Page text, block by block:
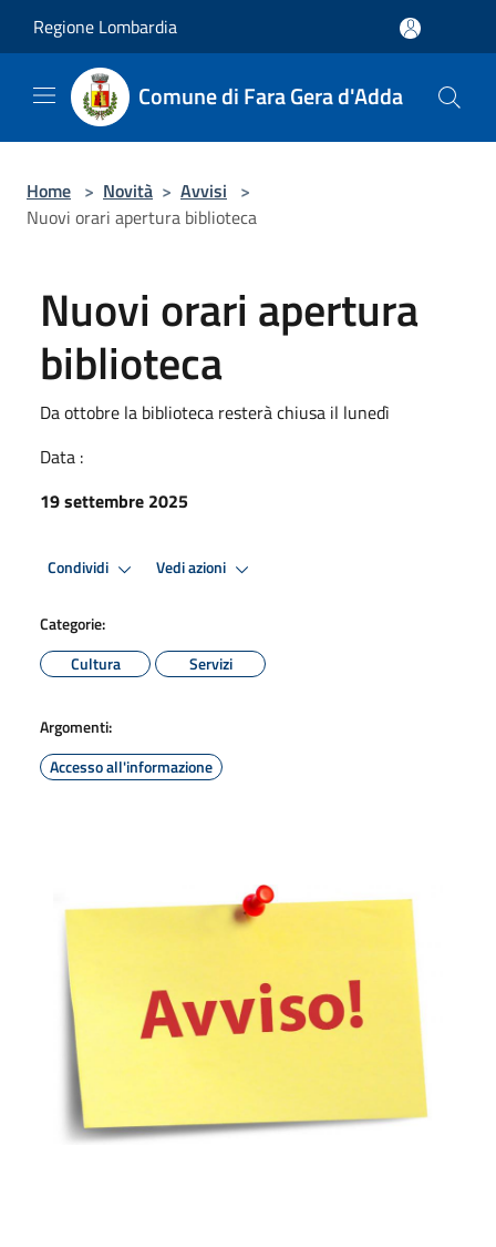
Regione Lombardia
Comune di Fara Gera d'Adda
Home > Novità > Avvisi >
Nuovi orari apertura biblioteca
Nuovi orari apertura
biblioteca
Da ottobre la biblioteca resterà chiusa il lunedì
Data :
19 settembre 2025
Condividi Vedi azioni
Categorie:
Cultura
Servizi
Argomenti:
Accesso all'informazione